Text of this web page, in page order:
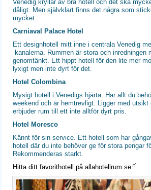
Venedig kryllar av bra hotell och det ska
dåligt. Men självklart finns det några som
mycket.
Carniaval Palace Hotel
Ett designhotell mitt inne i centrala Venedig
kanalerna. Rummen är stora och inredningen
genomtänkt. Ett hippt hotell för den lite mer
lyxigt men inte dyrt för det.
Hotel Colombina
Mysigt hotell i Venedigs hjärta. Har allt du
weekend och är hemtrevligt. Ligger med utsikt
erbjuder rum till ett inte alltför dyrt pris.
Hotel Moresco
Kännt för sin service. Ett hotell som har
hotell där du inte behöver ge för stora pengar
Rekommenderas starkt.
Hitta ditt favorithotell på allahotellrum.se